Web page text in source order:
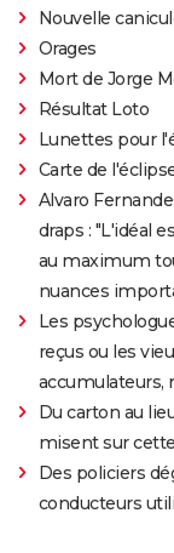
Nouvelle
Orages
Mort de Jorge
Résultat Loto
Lunettes pour
Carte de
Alvaro
draps : "L'idéal
au maximum
nuances
Les
reçus ou les
accumulateurs,
Du carton au
misent sur
Des policiers
conducteurs